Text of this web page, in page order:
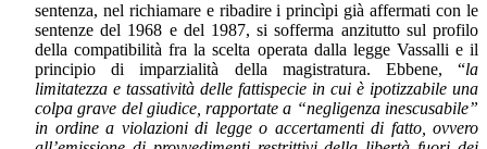
sentenza, nel richiamare e ribadire i princìpi già affermati con le
sentenze del 1968 e del 1987, si sofferma anzitutto sul profilo
della compatibilità fra la scelta operata dalla legge Vassalli e il
principio di imparzialità della magistratura. Ebbene, “la
limitatezza e tassatività delle fattispecie in cui è ipotizzabile una
colpa grave del giudice, rapportate a “negligenza inescusabile”
in ordine a violazioni di legge o accertamenti di fatto, ovvero